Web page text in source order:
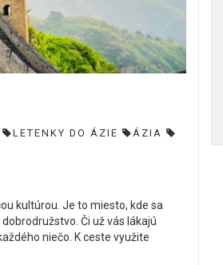
LETENKY DO ÁZIE
ÁZIA
kultúrou. Je to miesto, kde sa
Či už vás lákajú
niečo. K ceste využite